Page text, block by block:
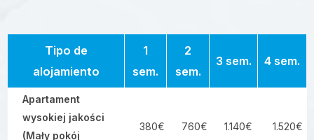
Tipo de
alojamiento
1
sem.
2
sem.
3 sem. 4 sem.
Apartament
wysokiej jakości
(Mały pokój
380€ 760€ 1.140€ 1.520€